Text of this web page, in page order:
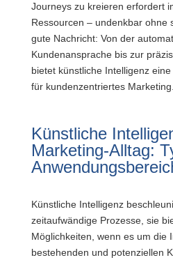
Journeys zu kreieren erfordert
Ressourcen – undenkbar ohne
gute Nachricht: Von der
Kundenansprache bis zur
bietet künstliche Intelligenz
für kundenzentriertes Marketing.
Künstliche
Marketing-Alltag:
Künstliche Intelligenz
zeitaufwändige Prozesse, sie
Möglichkeiten, wenn es um die
bestehenden und potenziellen